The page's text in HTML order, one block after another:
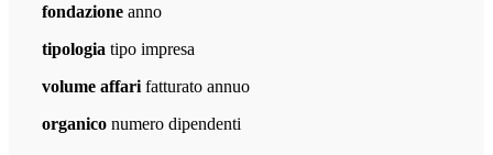
fondazione anno
tipologia tipo impresa
volume affari fatturato annuo
organico numero dipendenti